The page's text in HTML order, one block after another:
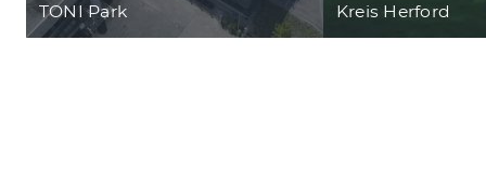
TONI Park Kreis Herford